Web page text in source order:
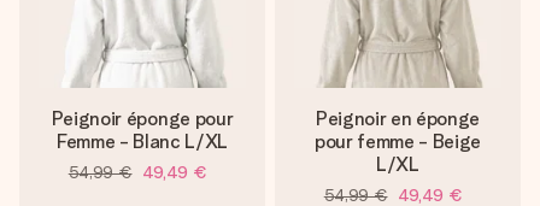
Peignoir éponge pour
Femme - Blanc L/XL
54,99 € 49,49 €
Peignoir en éponge
pour femme - Beige
L/XL
54,99 € 49,49 €